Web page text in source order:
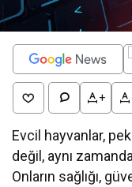
+
Evcil hayvanlar,
değil, aynı
Onların sağlığı,